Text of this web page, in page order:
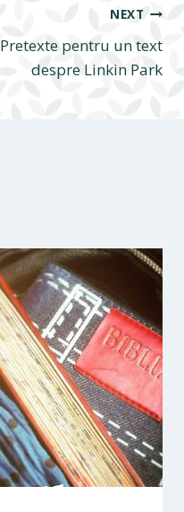
NEXT
Pretexte pentru un text
despre Linkin Park